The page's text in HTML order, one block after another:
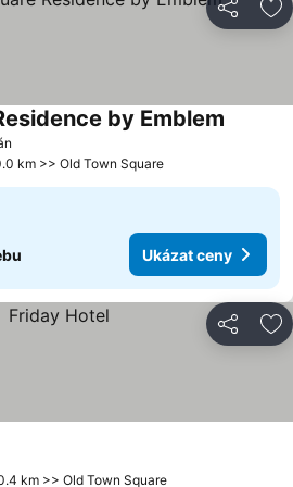
Sdílet
by Emblem
km >> Old Town Square
Ukázat ceny
Sdílet
km >> Old Town Square